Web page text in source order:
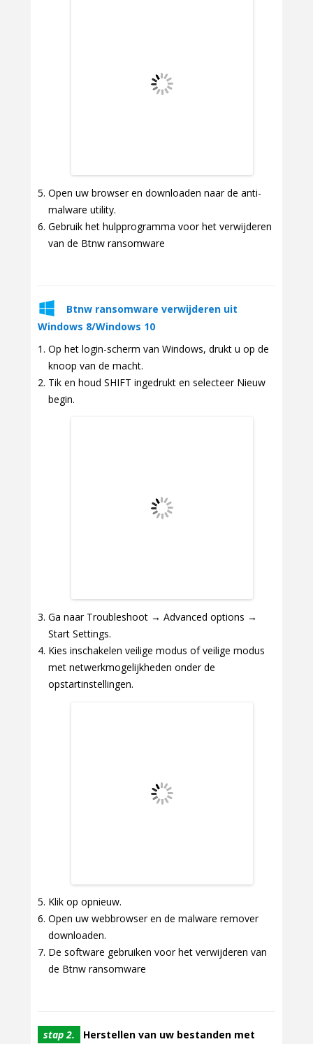
Open uw browser en downloaden naar de anti-
malware utility.
Gebruik het hulpprogramma voor het verwijderen
van de Btnw ransomware
Btnw ransomware verwijderen uit
Windows 8/Windows 10
Op het login-scherm van Windows, drukt u op de
knoop van de macht.
Tik en houd SHIFT ingedrukt en selecteer Nieuw
begin.
Ga naar Troubleshoot → Advanced options →
Start Settings.
Kies inschakelen veilige modus of veilige modus
met netwerkmogelijkheden onder de
opstartinstellingen.
Klik op opnieuw.
Open uw webbrowser en de malware remover
downloaden.
De software gebruiken voor het verwijderen van
de Btnw ransomware
stap 2.
Herstellen van uw bestanden met